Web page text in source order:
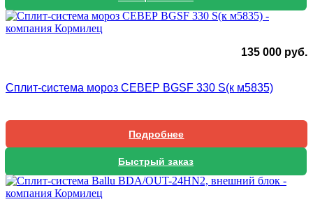
135 000 руб.
Сплит-система мороз СЕВЕР BGSF 330 S(к м5835)
Подробнее
Быстрый заказ